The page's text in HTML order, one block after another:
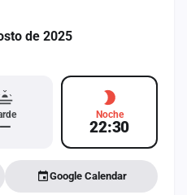
de 2025
—
Noche
22:30
Google Calendar